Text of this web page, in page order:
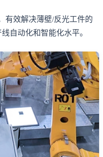
有效解决薄壁/反光工件的
自动化和智能化水平。